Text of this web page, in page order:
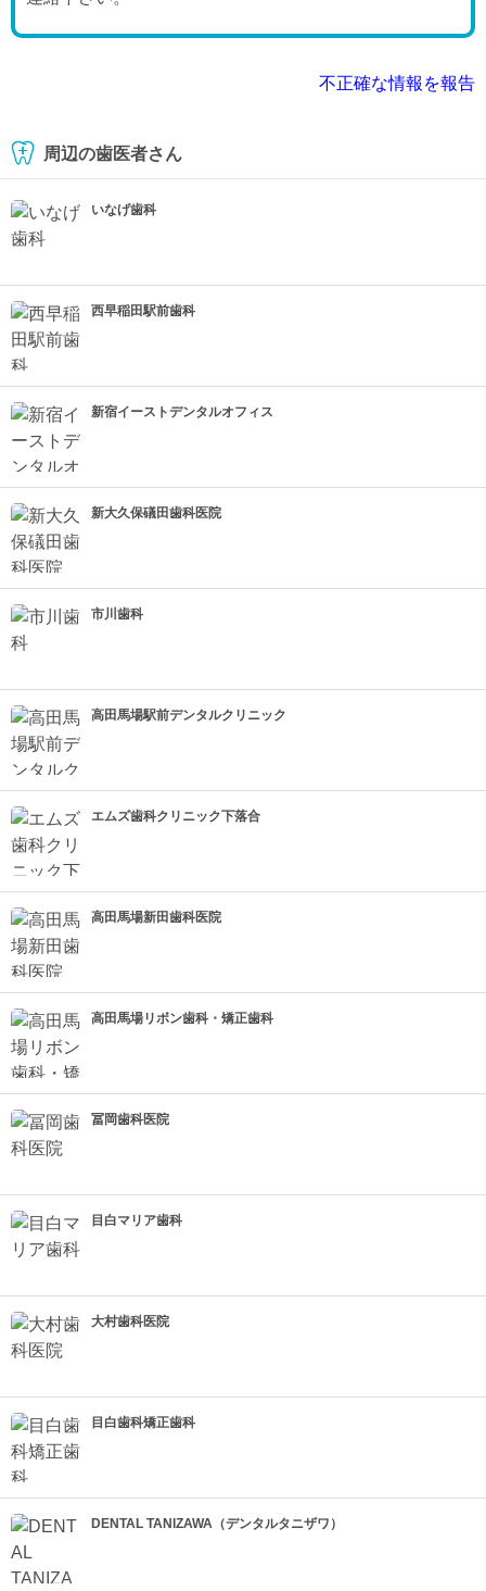
不正確な情報を報告
周辺の歯医者さん
いなげ歯科
西早稲田駅前歯科
新宿イーストデンタルオフィス
新大久保礒田歯科医院
市川歯科
高田馬場駅前デンタルクリニック
エムズ歯科クリニック下落合
高田馬場新田歯科医院
高田馬場リボン歯科・矯正歯科
冨岡歯科医院
目白マリア歯科
大村歯科医院
目白歯科矯正歯科
DENTAL TANIZAWA（デンタルタニザワ）